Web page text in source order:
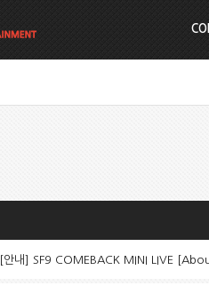
[안내] SF9 COMEBACK MINI LIVE